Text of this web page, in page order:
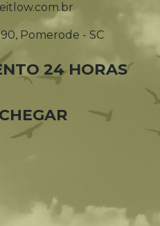
Pomerode - SC
24 HORAS